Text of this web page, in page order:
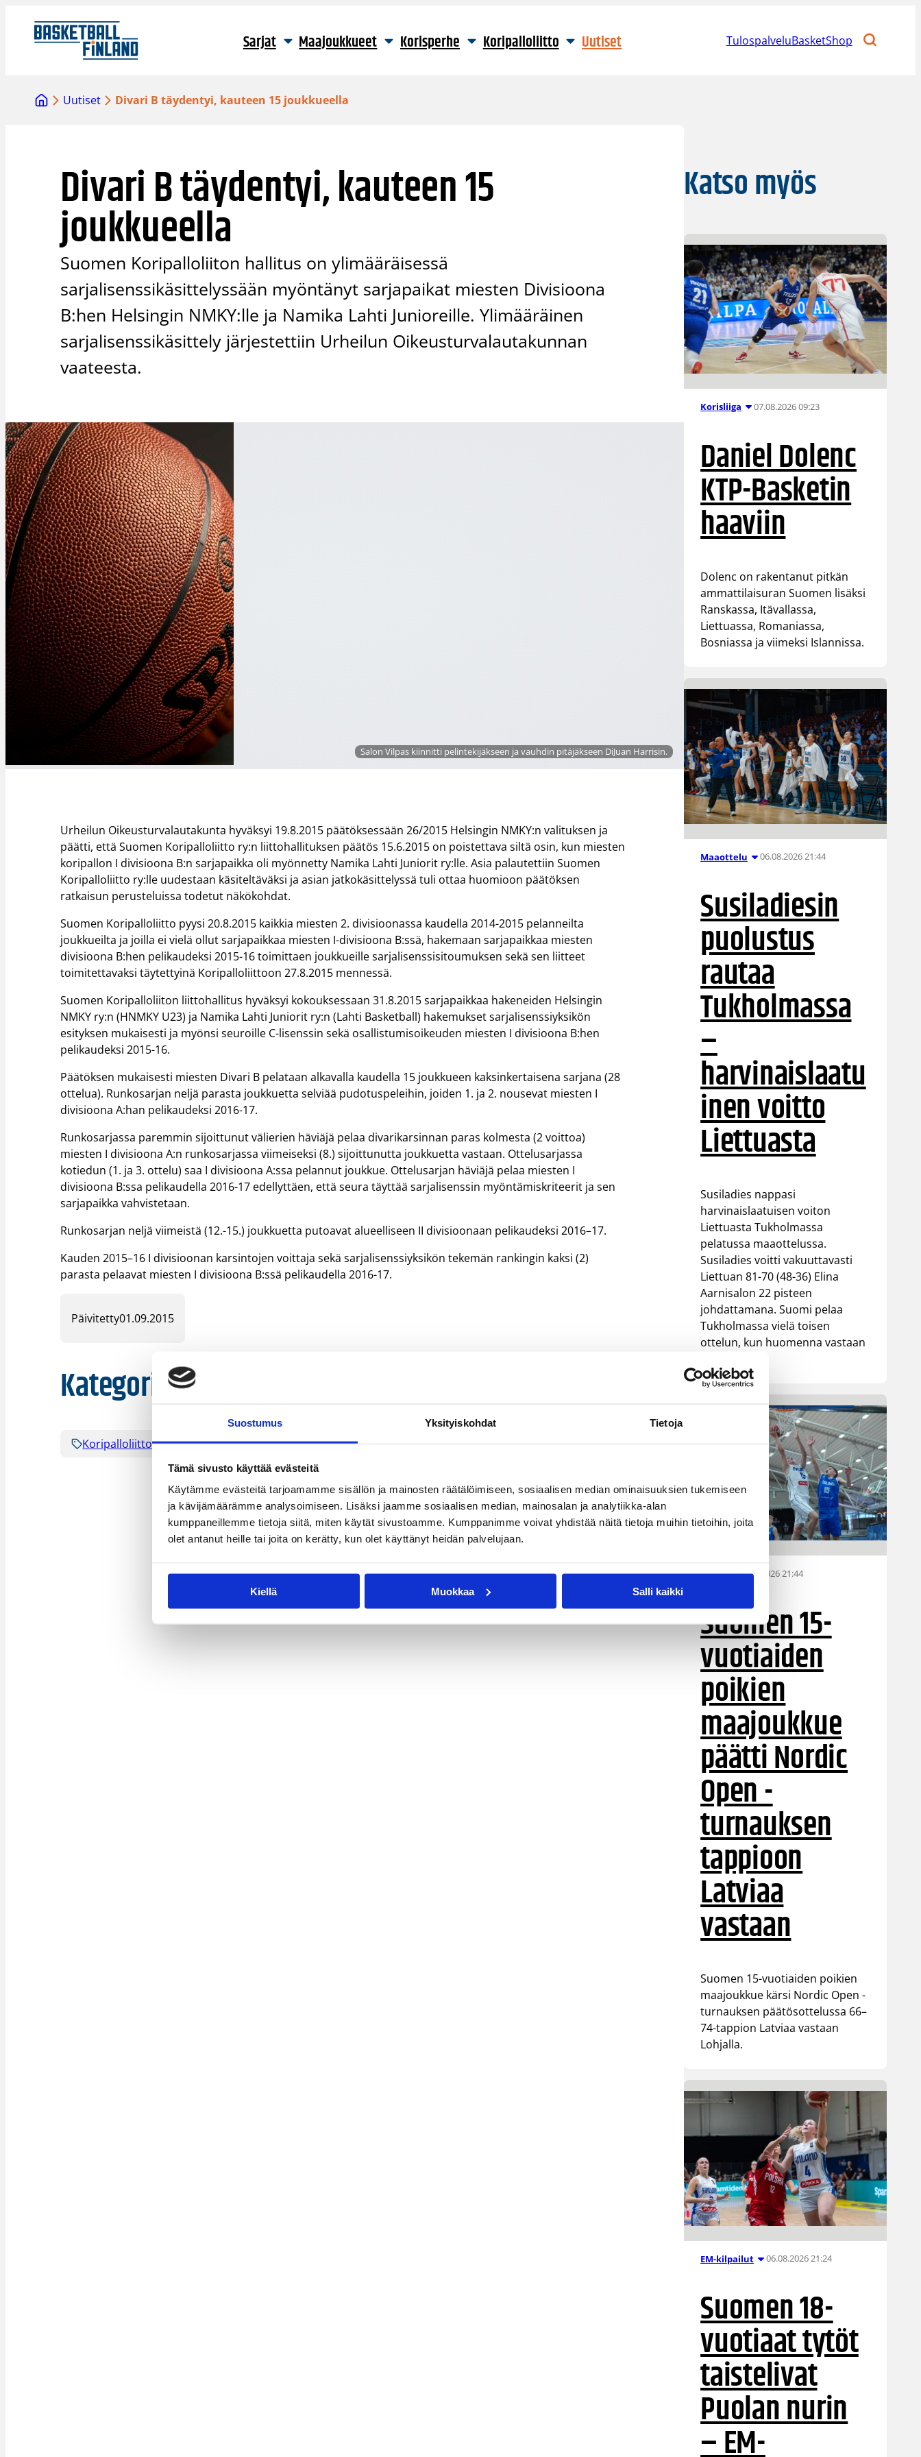
Suostumus Yksityiskohdat Tietoja
Tämä sivusto käyttää evästeitä
Käytämme evästeitä tarjoamamme sisällön ja mainosten räätälöimiseen, sosiaalisen median ominaisuuksien tukemiseen
ja kävijämäärämme analysoimiseen. Lisäksi jaamme sosiaalisen median, mainosalan ja analytiikka-alan
kumppaneillemme tietoja siitä, miten käytät sivustoamme. Kumppanimme voivat yhdistää näitä tietoja muihin tietoihin, joita
olet antanut heille tai joita on kerätty, kun olet käyttänyt heidän palvelujaan.
Kiellä Muokkaa Salli kaikki
sisältöön
Sarjat Maajoukkueet Korisperhe Koripalloliitto Uutiset TulospalveluBasketShop
Uutiset Divari B täydentyi, kauteen 15 joukkueella
Divari B täydentyi, kauteen 15
joukkueella
Suomen Koripalloliiton hallitus on ylimääräisessä
sarjalisenssikäsittelyssään myöntänyt sarjapaikat miesten Divisioona
B:hen Helsingin NMKY:lle ja Namika Lahti Junioreille. Ylimääräinen
sarjalisenssikäsittely järjestettiin Urheilun Oikeusturvalautakunnan
vaateesta.
Salon Vilpas kiinnitti pelintekijäkseen ja vauhdin pitäjäkseen DiJuan Harrisin.
Urheilun Oikeusturvalautakunta hyväksyi 19.8.2015 päätöksessään 26/2015 Helsingin NMKY:n valituksen ja
päätti, että Suomen Koripalloliitto ry:n liittohallituksen päätös 15.6.2015 on poistettava siltä osin, kun miesten
koripallon I divisioona B:n sarjapaikka oli myönnetty Namika Lahti Juniorit ry:lle. Asia palautettiin Suomen
Koripalloliitto ry:lle uudestaan käsiteltäväksi ja asian jatkokäsittelyssä tuli ottaa huomioon päätöksen
ratkaisun perusteluissa todetut näkökohdat.
Suomen Koripalloliitto pyysi 20.8.2015 kaikkia miesten 2. divisioonassa kaudella 2014-2015 pelanneilta
joukkueilta ja joilla ei vielä ollut sarjapaikkaa miesten I-divisioona B:ssä, hakemaan sarjapaikkaa miesten
divisioona B:hen pelikaudeksi 2015-16 toimittaen joukkueille sarjalisenssisitoumuksen sekä sen liitteet
toimitettavaksi täytettyinä Koripalloliittoon 27.8.2015 mennessä.
Suomen Koripalloliiton liittohallitus hyväksyi kokouksessaan 31.8.2015 sarjapaikkaa hakeneiden Helsingin
NMKY ry:n (HNMKY U23) ja Namika Lahti Juniorit ry:n (Lahti Basketball) hakemukset sarjalisenssiyksikön
esityksen mukaisesti ja myönsi seuroille C-lisenssin sekä osallistumisoikeuden miesten I divisioona B:hen
pelikaudeksi 2015-16.
Päätöksen mukaisesti miesten Divari B pelataan alkavalla kaudella 15 joukkueen kaksinkertaisena sarjana (28
ottelua). Runkosarjan neljä parasta joukkuetta selviää pudotuspeleihin, joiden 1. ja 2. nousevat miesten I
divisioona A:han pelikaudeksi 2016-17.
Runkosarjassa paremmin sijoittunut välierien häviäjä pelaa divarikarsinnan paras kolmesta (2 voittoa)
miesten I divisioona A:n runkosarjassa viimeiseksi (8.) sijoittunutta joukkuetta vastaan. Ottelusarjassa
kotiedun (1. ja 3. ottelu) saa I divisioona A:ssa pelannut joukkue. Ottelusarjan häviäjä pelaa miesten I
divisioona B:ssa pelikaudella 2016-17 edellyttäen, että seura täyttää sarjalisenssin myöntämiskriteerit ja sen
sarjapaikka vahvistetaan.
Runkosarjan neljä viimeistä (12.-15.) joukkuetta putoavat alueelliseen II divisioonaan pelikaudeksi 2016–17.
Kauden 2015–16 I divisioonan karsintojen voittaja sekä sarjalisenssiyksikön tekemän rankingin kaksi (2)
parasta pelaavat miesten I divisioona B:ssä pelikaudella 2016-17.
Päivitetty01.09.2015
Kategoriat
Koripalloliitto Pääjuttu
Katso myös
Korisliiga 07.08.2026 09:23
Daniel Dolenc
KTP-Basketin
haaviin
Dolenc on rakentanut pitkän
ammattilaisuran Suomen lisäksi
Ranskassa, Itävallassa,
Liettuassa, Romaniassa,
Bosniassa ja viimeksi Islannissa.
Maaottelu 06.08.2026 21:44
Susiladiesin
puolustus
rautaa
Tukholmassa
–
harvinaislaatu
inen voitto
Liettuasta
Susiladies nappasi
harvinaislaatuisen voiton
Liettuasta Tukholmassa
pelatussa maaottelussa.
Susiladies voitti vakuuttavasti
Liettuan 81-70 (48-36) Elina
Aarnisalon 22 pisteen
johdattamana. Suomi pelaa
Tukholmassa vielä toisen
ottelun, kun huomenna vastaan
MU15 06.08.2026 21:44
Suomen 15-
vuotiaiden
poikien
maajoukkue
päätti Nordic
Open -
turnauksen
tappioon
Latviaa
vastaan
Suomen 15-vuotiaiden poikien
maajoukkue kärsi Nordic Open -
turnauksen päätösottelussa 66–
74-tappion Latviaa vastaan
Lohjalla.
EM-kilpailut 06.08.2026 21:24
Suomen 18-
vuotiaat tytöt
taistelivat
Puolan nurin
– EM-